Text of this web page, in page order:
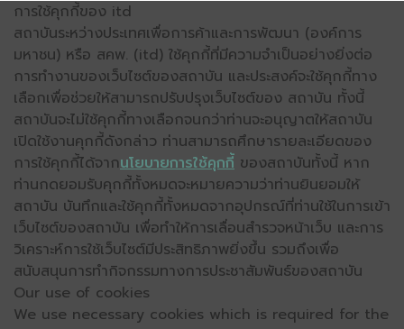
การใช้คุกกี้ของ itd
สถาบันระหว่างประเทศเพื่อการค้าและการพัฒนา (องค์การ
มหาชน) หรือ สคพ. (itd) ใช้คุกกี้ที่มีความจำเป็นอย่างยิ่งต่อ
การทำงานของเว็บไซต์ของสถาบัน และประสงค์จะใช้คุกกี้ทาง
เลือกเพื่อช่วยให้สามารถปรับปรุงเว็บไซต์ของ สถาบัน ทั้งนี้
สถาบันจะไม่ใช้คุกกี้ทางเลือกจนกว่าท่านจะอนุญาตให้สถาบัน
เปิดใช้งานคุกกี้ดังกล่าว ท่านสามารถศึกษารายละเอียดของ
การใช้คุกกี้ได้จากนโยบายการใช้คุกกี้ ของสถาบันทั้งนี้ หาก
ท่านกดยอมรับคุกกี้ทั้งหมดจะหมายความว่าท่านยินยอมให้
สถาบัน บันทึกและใช้คุกกี้ทั้งหมดจากอุปกรณ์ที่ท่านใช้ในการเข้า
เว็บไซต์ของสถาบัน เพื่อทำให้การเลื่อนสำรวจหน้าเว็บ และการ
วิเคราะห์การใช้เว็บไซต์มีประสิทธิภาพยิ่งขึ้น รวมถึงเพื่อ
สนับสนุนการทำกิจกรรมทางการประชาสัมพันธ์ของสถาบัน
Our use of cookies
We use necessary cookies which is required for the